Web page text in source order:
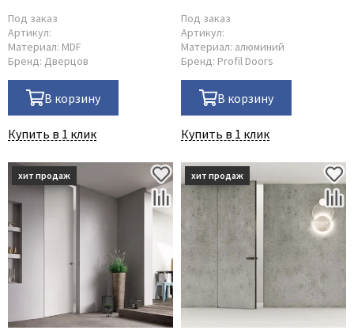
Под заказ
Артикул:
Материал: MDF
Бренд: Дверцов
В корзину
Купить в 1 клик
Под заказ
Артикул:
Материал: алюминий
Бренд: Profil Doors
В корзину
Купить в 1 клик